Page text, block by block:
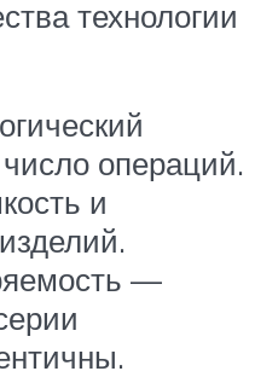
технологии
операций.
и
—